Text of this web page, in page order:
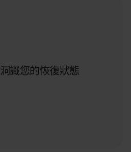
洞識您的恢復狀態